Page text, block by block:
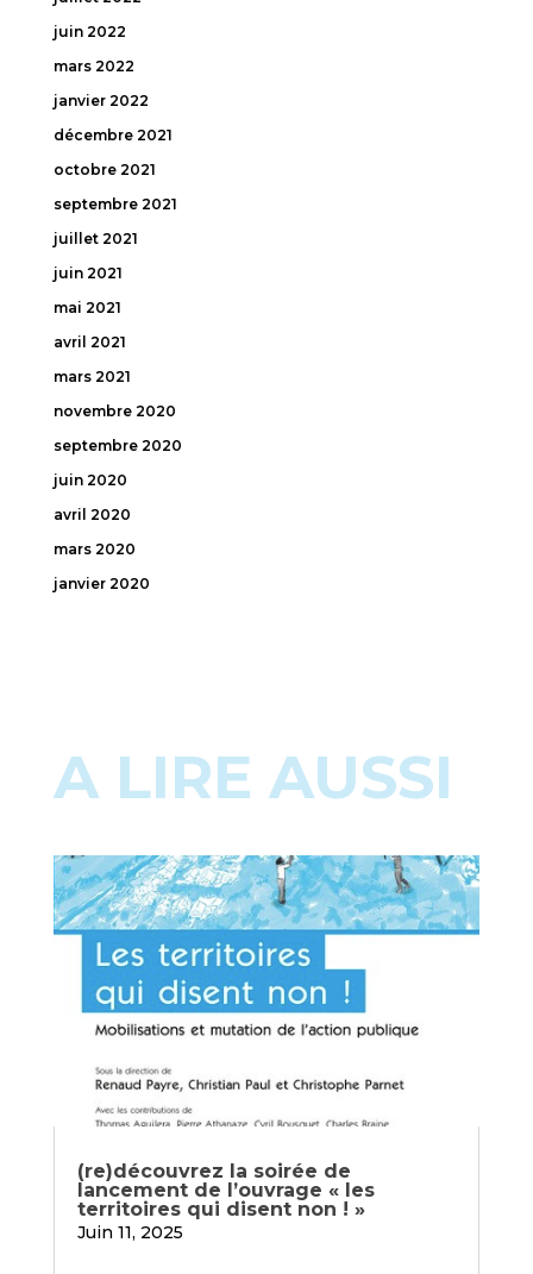
juin 2022
mars 2022
janvier 2022
décembre 2021
octobre 2021
septembre 2021
juillet 2021
juin 2021
mai 2021
avril 2021
mars 2021
novembre 2020
septembre 2020
juin 2020
avril 2020
mars 2020
janvier 2020
A LIRE AUSSI
(re)découvrez la soirée de
lancement de l’ouvrage « les
territoires qui disent non ! »
Juin 11, 2025